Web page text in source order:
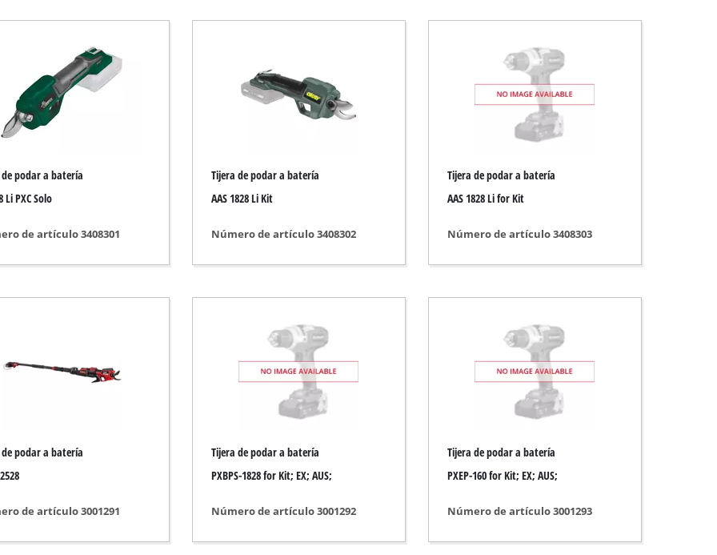
vehículos
Barredora sin cuerda
podar a batería
Li PXC Solo
de artículo 3408301
Tijera de podar a batería
AAS 1828 Li Kit
Número de artículo 3408302
Tijera de podar a batería
AAS 1828 Li for Kit
Número de artículo 3408303
podar a batería
de artículo 3001291
Tijera de podar a batería
PXBPS-1828 for Kit; EX; AUS;
Número de artículo 3001292
Tijera de podar a batería
PXEP-160 for Kit; EX; AUS;
Número de artículo 3001293